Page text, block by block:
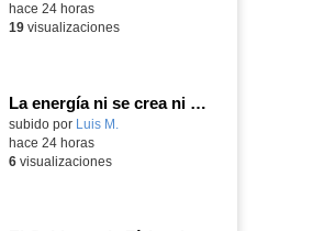
hace 24 horas
19visualizaciones
La energía ni se crea ni se destruye... ¡se experimenta! El Tierno en la Feria Madrid es Ciencia 2026
Contenido educativo.
subido por Luis M.
hace 24 horas
6visualizaciones